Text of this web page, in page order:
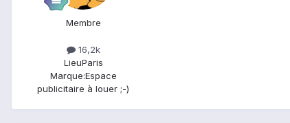
Membre
16,2k
LieuParis
Marque:Espace
publicitaire à louer ;-)